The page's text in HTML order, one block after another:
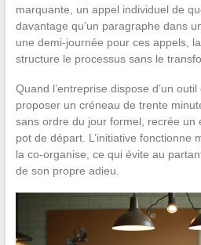
marquante, un appel individuel de
davantage qu’un paragraphe dans
une demi-journée pour ces appels,
structure le processus sans le
Quand l’entreprise dispose d’un
proposer un créneau de trente
sans ordre du jour formel, recrée un
pot de départ. L’initiative fonctionne
la co-organise, ce qui évite au
de son propre adieu.